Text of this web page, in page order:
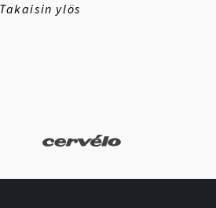
Takaisin ylös